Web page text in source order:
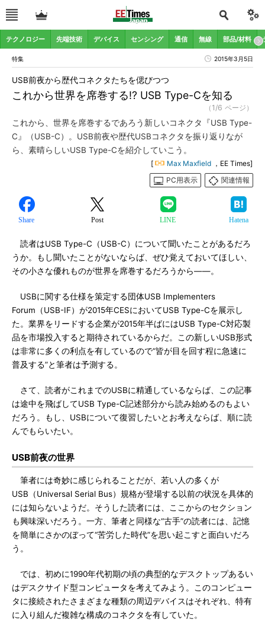
テクノロジー 先端技術 デバイス センシング 通信 無線 部品/材料
特集 2015年3月5日
これから世界を席巻する!? USB Type-Cを知る
USB前夜から歴代コネクタたちを偲びつつ
（1/6 ページ）
これから、世界を席巻するであろう新しいコネクタ『USB Type-
C』（USB-C）。USB前夜や歴代USBコネクタを振り返りなが
ら、素晴らしいUSB Type-Cを紹介していこう。
[ Max Maxfield ，EE Times]
PC用表示
関連情報
Share Post LINE Hatena
読者はUSB Type-C（USB-C）について聞いたことがあるだろ
うか。もし聞いたことがないならば、ぜひ覚えておいてほしい、
その小さな優れものが世界を席巻するだろうから――。
USBに関する仕様を策定する団体USB Implementers
Forum（USB-IF）が2015年CESにおいてUSB Type-Cを展示し
た。業界をリードする企業が2015年半ばにはUSB Type-C対応製
品を市場投入すると期待されているからだ。この新しいUSB形式
は非常に多くの利点を有しているので“皆が目を回す程に急速に
普及する”と筆者は予測する。
さて、読者がこれまでのUSBに精通しているならば、この記事
は途中を飛ばしてUSB Type-C記述部分から読み始めるのもよい
だろう。もし、USBについて復習したいとお考えならば、順に読
んでもらいたい。
USB前夜の世界
筆者には奇妙に感じられることだが、若い人の多くが
USB（Universal Serial Bus）規格が登場する以前の状況を具体的
には知らないようだ。そうした読者には、ここからのセクション
も興味深いだろう。一方、筆者と同様な“古手”の読者には、記憶
を簡単にさかのぼって“苦労した時代”を思い起こすと面白いだろ
う。
では、初めに1990年代初期の頃の典型的なデスクトップあるい
はデスクサイド型コンピュータを考えてみよう。このコンピュー
タに接続されたさまざまな種類の周辺デバイスはそれぞれ、特有
に入り組んだ複雑な構成のコネクタを有していた。